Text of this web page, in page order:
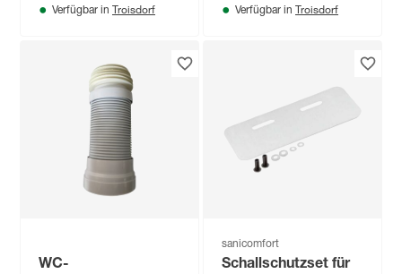
Verfügbar in Troisdorf
Verfügbar in Troisdorf
WC-
sanicomfort
Schallschutzset für